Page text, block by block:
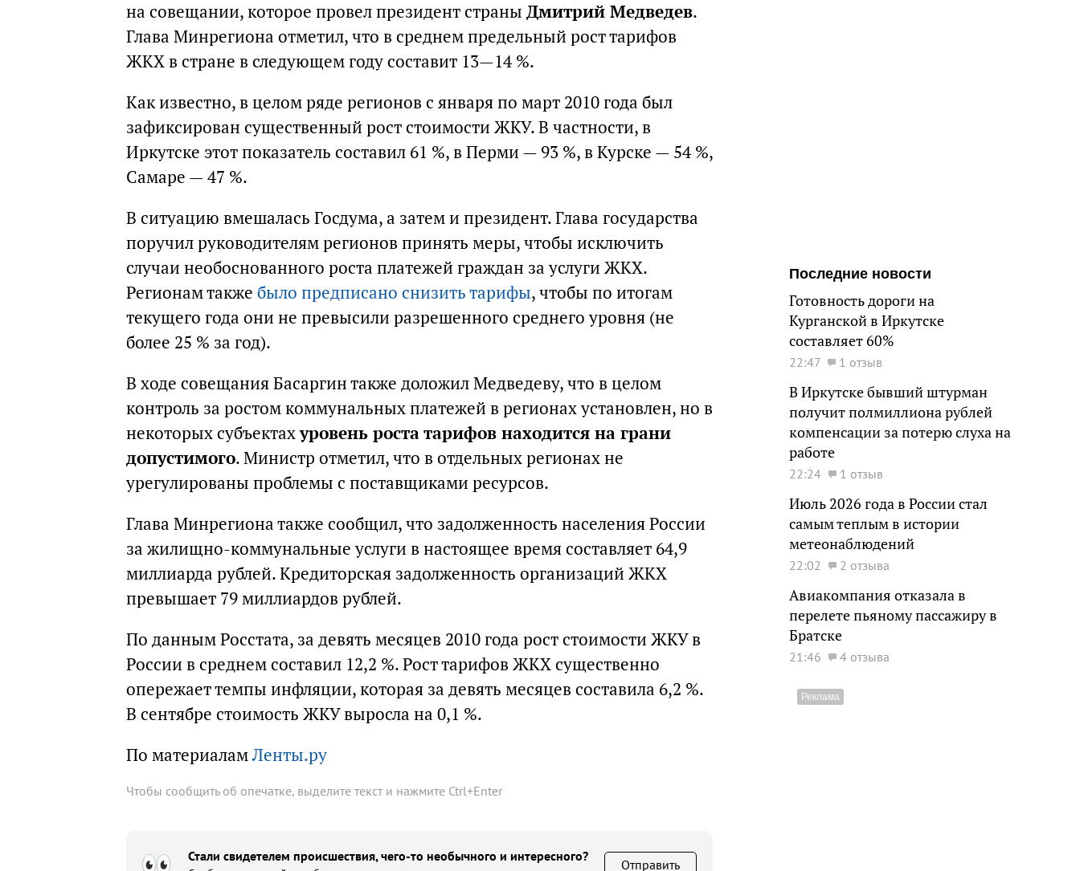
на совещании, которое провел президент страны Дмитрий Медведев.
Глава Минрегиона отметил, что в среднем предельный рост тарифов
ЖКХ в стране в следующем году составит 13—14 %.
Как известно, в целом ряде регионов с января по март 2010 года был
зафиксирован существенный рост стоимости ЖКУ. В частности, в
Иркутске этот показатель составил 61 %, в Перми — 93 %, в Курске — 54 %,
Самаре — 47 %.
В ситуацию вмешалась Госдума, а затем и президент. Глава государства
поручил руководителям регионов принять меры, чтобы исключить
случаи необоснованного роста платежей граждан за услуги ЖКХ.
Регионам также было предписано снизить тарифы, чтобы по итогам
текущего года они не превысили разрешенного среднего уровня (не
более 25 % за год).
В ходе совещания Басаргин также доложил Медведеву, что в целом
контроль за ростом коммунальных платежей в регионах установлен, но в
некоторых субъектахуровень роста тарифов находится на грани
допустимого. Министр отметил, что в отдельных регионах не
урегулированы проблемы с поставщиками ресурсов.
Глава Минрегиона также сообщил, что задолженность населения России
за жилищно-коммунальные услуги в настоящее время составляет 64,9
миллиарда рублей. Кредиторская задолженность организаций ЖКХ
превышает 79 миллиардов рублей.
По данным Росстата, за девять месяцев 2010 года рост стоимости ЖКУ в
России в среднем составил 12,2 %. Рост тарифов ЖКХ существенно
опережает темпы инфляции, которая за девять месяцев составила 6,2 %.
В сентябре стоимость ЖКУ выросла на 0,1 %.
По материаламЛенты.ру
Чтобы сообщить об опечатке, выделите текст и нажмите Ctrl+Enter
Стали свидетелем происшествия, чего-то необычного и интересного?
Отправить
Последние новости
Готовность дороги на
Курганской в Иркутске
составляет 60%
22:47 1 отзыв
В Иркутске бывший штурман
получит полмиллиона рублей
компенсации за потерю слуха на
работе
22:24 1 отзыв
Июль 2026 года в России стал
самым теплым в истории
метеонаблюдений
22:02 2 отзыва
Авиакомпания отказала в
перелете пьяному пассажиру в
Братске
21:46 4 отзыва